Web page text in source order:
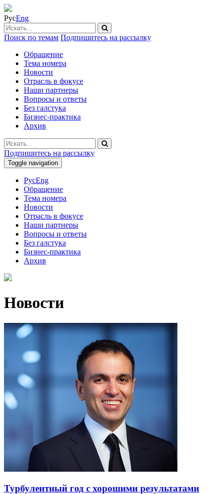
РусEng
Поиск по темам Подпишитесь на рассылку
Обращение
Тема номера
Новости
Отрасль в фокусе
Наши партнеры
Вопросы и ответы
Без галстука
Бизнес-практика
Архив
Подпишитесь на рассылку
Toggle navigation
РусEng
Обращение
Тема номера
Новости
Отрасль в фокусе
Наши партнеры
Вопросы и ответы
Без галстука
Бизнес-практика
Архив
Новости
Турбулентный год с хорошими результатами